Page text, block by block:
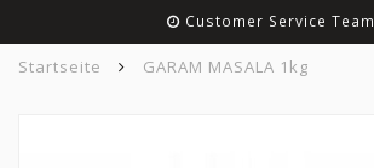
Customer Service Team
Startseite GARAM MASALA 1kg